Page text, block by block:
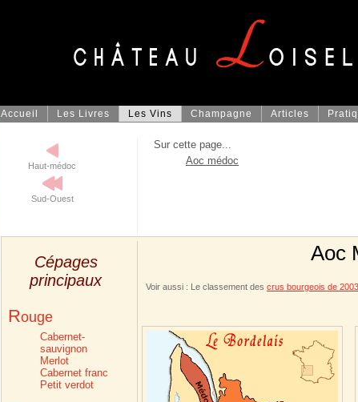
Accueil Les Livres Les Vins Champagne Articles
Haut-médoc
Sud-Ouest
Sur cette page...
Aoc médoc
Cépages
principaux
Rouge
Cabernet-
sauvignon
Merlot
Cabernet franc
Petit verdot
Aoc
Voir aussi : Le classement des crus bourgeois de 2003